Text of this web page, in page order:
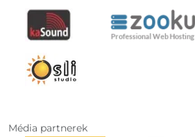
Média partnerek